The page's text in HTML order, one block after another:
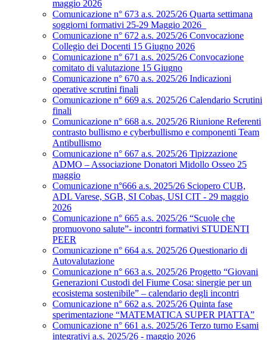
maggio 2026
Comunicazione n° 673 a.s. 2025/26 Quarta settimana
soggiorni formativi 25-29 Maggio 2026
Comunicazione n° 672 a.s. 2025/26 Convocazione
Collegio dei Docenti 15 Giugno 2026
Comunicazione n° 671 a.s. 2025/26 Convocazione
comitato di valutazione 15 Giugno
Comunicazione n° 670 a.s. 2025/26 Indicazioni
operative scrutini finali
Comunicazione n° 669 a.s. 2025/26 Calendario Scrutini
finali
Comunicazione n° 668 a.s. 2025/26 Riunione Referenti
contrasto bullismo e cyberbullismo e componenti Team
Antibullismo
Comunicazione n° 667 a.s. 2025/26 Tipizzazione
ADMO – Associazione Donatori Midollo Osseo 25
maggio
Comunicazione n°666 a.s. 2025/26 Sciopero CUB,
ADL Varese, SGB, SI Cobas, USI CIT - 29 maggio
2026
Comunicazione n° 665 a.s. 2025/26 “Scuole che
promuovono salute”- incontri formativi STUDENTI
PEER
Comunicazione n° 664 a.s. 2025/26 Questionario di
Autovalutazione
Comunicazione n° 663 a.s. 2025/26 Progetto “Giovani
Generazioni Custodi del Fiume Cosa: sinergie per un
ecosistema sostenibile” – calendario degli incontri
Comunicazione n° 662 a.s. 2025/26 Quinta fase
sperimentazione “MATEMATICA SUPER PIATTA”
Comunicazione n° 661 a.s. 2025/26 Terzo turno Esami
integrativi a.s. 2025/26 - maggio 2026